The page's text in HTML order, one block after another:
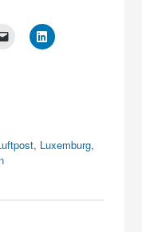
, Luxemburg,